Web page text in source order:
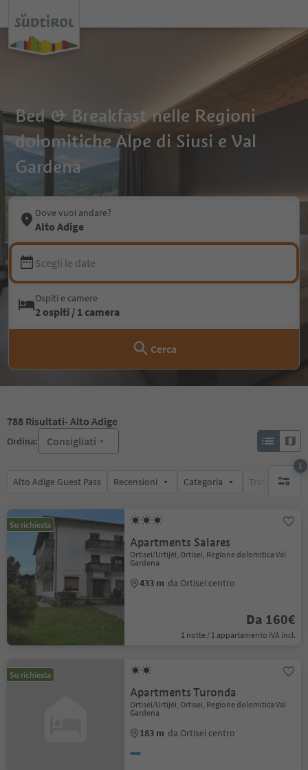
Bed & Breakfast nelle Regioni
dolomitiche Alpe di Siusi e Val
Gardena
Dove vuoi andare?
Alto Adige
Scegli le date
Ospiti e camere
2 ospiti / 1 camera
Cerca
788 Risultati- Alto Adige
Ordina: Consigliati
Alto Adige Guest Pass Recensioni Categoria Trattamento
1
1 filtro
Su richiesta
Apartments Salares
Ortisei/Urtijëi, Ortisei, Regione dolomitica Val
Gardena
433 m da Ortisei centro
Da 160€
1 notte / 1 appartamento IVA incl.
Su richiesta
Apartments Turonda
Ortisei/Urtijëi, Ortisei, Regione dolomitica Val
Gardena
183 m da Ortisei centro